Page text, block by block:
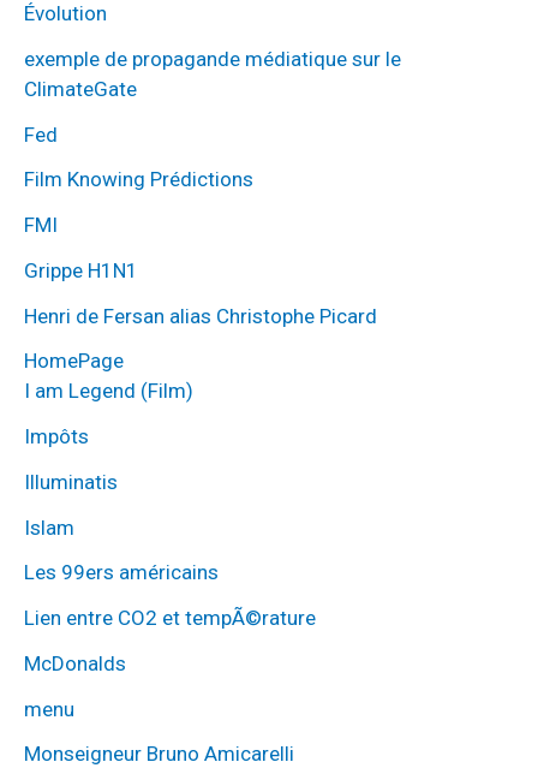
Évolution
exemple de propagande médiatique sur le
ClimateGate
Fed
Film Knowing Prédictions
FMI
Grippe H1N1
Henri de Fersan alias Christophe Picard
HomePage
I am Legend (Film)
Impôts
Illuminatis
Islam
Les 99ers américains
Lien entre CO2 et tempÃ©rature
McDonalds
menu
Monseigneur Bruno Amicarelli